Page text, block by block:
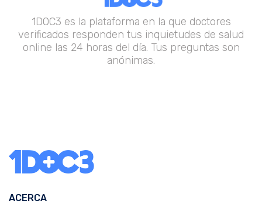
1DOC3 es la plataforma en la que doctores
verificados responden tus inquietudes de salud
online las 24 horas del día. Tus preguntas son
anónimas.
ACERCA